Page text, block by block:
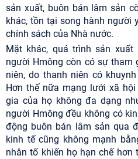
sản xuất, buôn bán lâm sản
khác, tồn tại song hành người
chính sách của Nhà nước.
Mặt khác, quá trình sản
người Hmông còn có sự tham
niên, do thanh niên có
Hơn thế nữa mạng lưới xã
gia của họ không đa dạng
người Hmông đều không có
động buôn bán lâm sản qua
kinh tế cũng không mạnh
nhân tố khiến họ hạn chế hơn